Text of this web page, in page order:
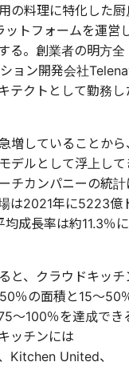
の料理に特化した厨
ットフォームを運営
る。創業者の明方全
ョン開発会社
テクトとして勤務し
増していることから
デルとして浮上して
チカンパニーの統計
は2021年に5223億
成長率は約11.3％に
と、クラウドキッチ
％の面積と15～50
～100％を達成でき
ッチンには
Kitchen United、